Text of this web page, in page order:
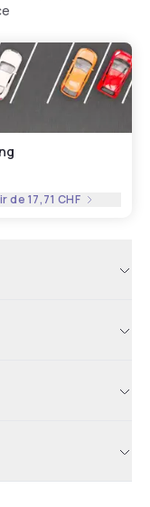
de 17,71 CHF